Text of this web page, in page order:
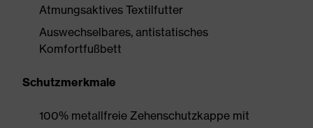
Atmungsaktives Textilfutter
Auswechselbares, antistatisches
Komfortfußbett
Schutzmerkmale
100% metallfreie Zehenschutzkappe mit